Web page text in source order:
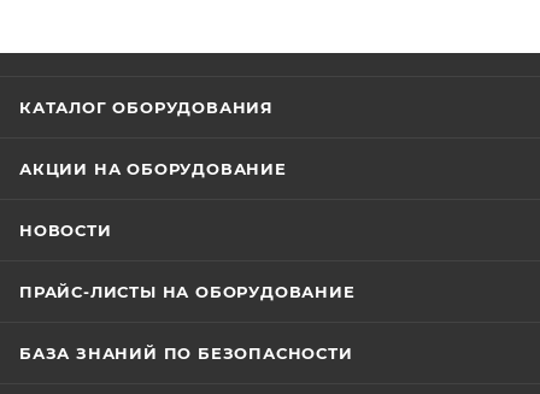
КАТАЛОГ ОБОРУДОВАНИЯ
АКЦИИ НА ОБОРУДОВАНИЕ
НОВОСТИ
ПРАЙС-ЛИСТЫ НА ОБОРУДОВАНИЕ
БАЗА ЗНАНИЙ ПО БЕЗОПАСНОСТИ